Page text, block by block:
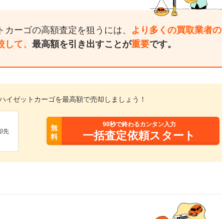
カーゴの高額査定を狙うには、 より多くの買取業者の
て、 最高額を引き出すことが重要です。
ゼットカーゴを最高額で売却しましょう！
先
無
料
90秒で終わるカンタン入力
一括査定依頼スタート